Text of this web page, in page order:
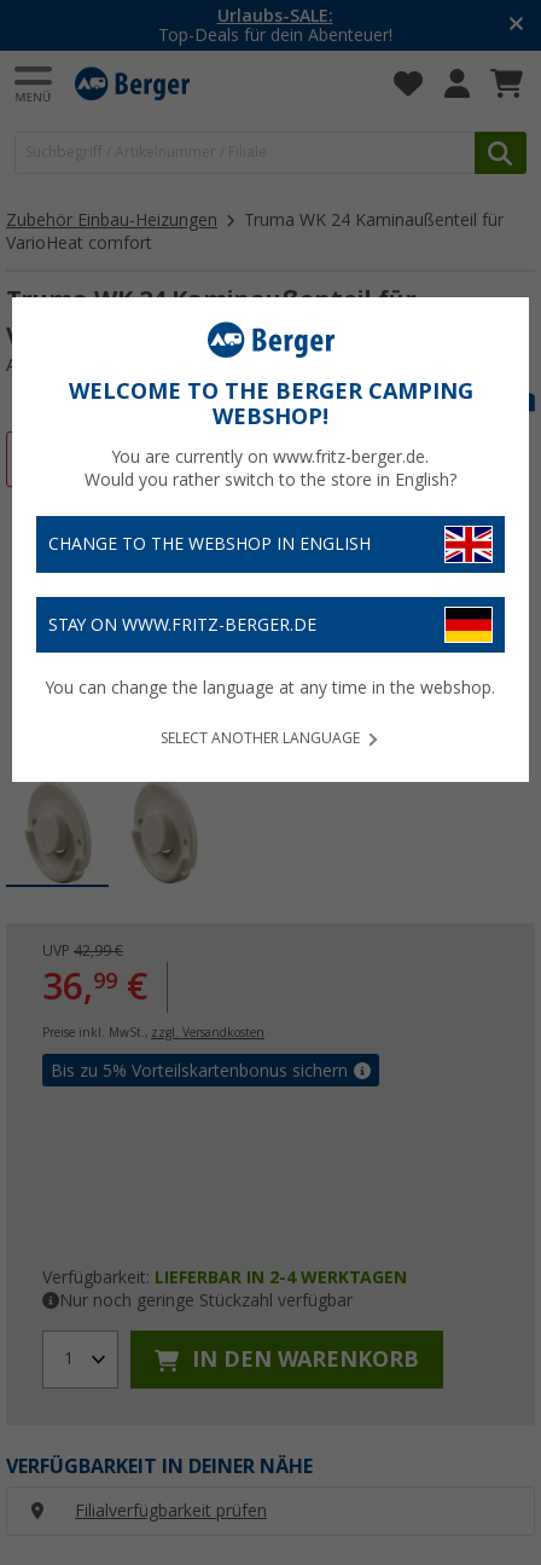
Urlaubs-SALE:
Top-Deals für dein Abenteuer!
Zubehör Einbau-Heizungen
Truma WK 24 Kaminaußenteil für
VarioHeat comfort
Truma WK 24 Kaminaußenteil für
VarioHeat comfort
Art.-Nr.: 338960
UVP 42,99 €
36,99 €
Preise inkl. MwSt., zzgl. Versandkosten
Bis zu 5% Vorteilskartenbonus sichern
Verfügbarkeit: LIEFERBAR IN 2-4 WERKTAGEN
Nur noch geringe Stückzahl verfügbar
1 IN DEN WARENKORB
VERFÜGBARKEIT IN DEINER NÄHE
Filialverfügbarkeit prüfen
WELCOME TO THE BERGER CAMPING
WEBSHOP!
You are currently on www.fritz-berger.de.
Would you rather switch to the store in English?
CHANGE TO THE WEBSHOP IN ENGLISH
STAY ON WWW.FRITZ-BERGER.DE
You can change the language at any time in the webshop.
SELECT ANOTHER LANGUAGE